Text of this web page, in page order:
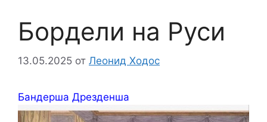
Бордели на Руси
13.05.2025 от Леонид Ходос
Бандерша Дрезденша